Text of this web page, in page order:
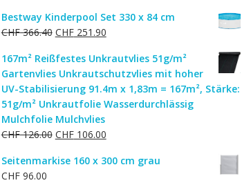
Bestway Kinderpool Set 330 x 84 cm
CHF366.40 Ursprünglicher
war:
CHF 366.40
CHF251.90Aktueller
ist:
CHF 251.90.
167m² Reißfestes Unkrautvlies 51g/m²
Gartenvlies Unkrautschutzvlies mit hoher
UV-Stabilisierung 91.4m x 1,83m = 167m², Stärke:
51g/m² Unkrautfolie Wasserdurchlässig
Mulchfolie Mulchvlies
CHF126.00 Ursprünglicher
war:
CHF106.00Aktueller
ist:
Seitenmarkise 160 x 300 cm grau
CHF96.00